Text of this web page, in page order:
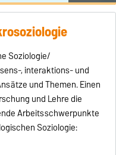
Soziologie/
, interaktions- und
und Themen. Einen
und Lehre die
Arbeitsschwerpunkte
Soziologie: